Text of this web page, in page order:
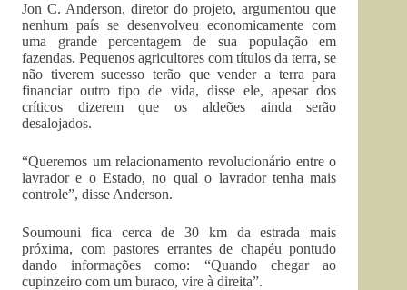
Jon C. Anderson, diretor do projeto, argumentou que
nenhum país se desenvolveu economicamente com
uma grande percentagem de sua população em
fazendas. Pequenos agricultores com títulos da terra, se
não tiverem sucesso terão que vender a terra para
financiar outro tipo de vida, disse ele, apesar dos
críticos dizerem que os aldeões ainda serão
desalojados.
“Queremos um relacionamento revolucionário entre o
lavrador e o Estado, no qual o lavrador tenha mais
controle”, disse Anderson.
Soumouni fica cerca de 30 km da estrada mais
próxima, com pastores errantes de chapéu pontudo
dando informações como: “Quando chegar ao
cupinzeiro com um buraco, vire à direita”.